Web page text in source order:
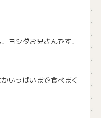
ヨシダお兄さんです。
いっぱいまで食べまく